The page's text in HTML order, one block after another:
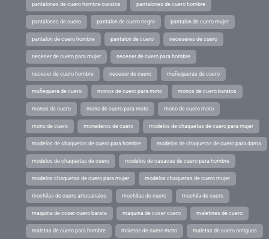
pantalones de cuero hombre baratos pantalones de cuero hombre
pantalones de cuero pantalon de cuero negro pantalon de cuero mujer
pantalon de cuero hombre pantalon de cuero neceseres de cuero
neceser de cuero para mujer neceser de cuero para hombre
neceser de cuero hombre neceser de cuero muñequeras de cuero
muñequera de cuero monos de cuero para moto monos de cuero baratos
monos de cuero mono de cuero para moto mono de cuero moto
mono de cuero monederos de cuero modelos de chaquetas de cuero para mujer
modelos de chaquetas de cuero para hombre modelos de chaquetas de cuero para dama
modelos de chaquetas de cuero modelos de casacas de cuero para hombre
modelos chaquetas de cuero para mujer modelos chaquetas de cuero mujer
mochilas de cuero artesanales mochilas de cuero mochila de cuero
maquina de coser cuero barata maquina de coser cuero maletines de cuero
maletas de cuero para hombre maletas de cuero moto maletas de cuero antiguas